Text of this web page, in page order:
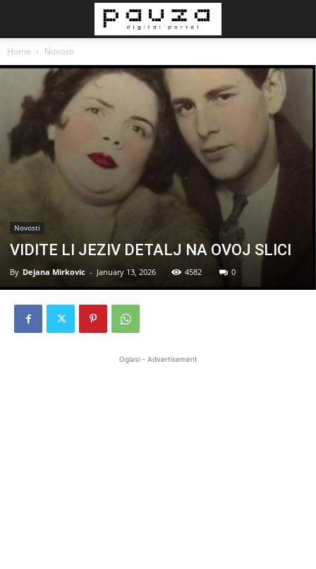
Home Novosti
Novosti
VIDITE LI JEZIV DETALJ NA OVOJ SLICI
By Dejana Mirkovic - January 13, 2026 4582 0
Oglasi - Advertisement